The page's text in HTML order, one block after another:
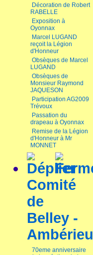
Décoration de Robert
RABELLE
Exposition à
Oyonnax
Marcel LUGAND
reçoit la Légion
d'Honneur
Obsèques de Marcel
LUGAND
Obsèques de
Monsieur Raymond
JAQUESON
Participation AG2009
Trévoux
Passation du
drapeau à Oyonnax
Remise de la Légion
d'Honneur à Mr
MONNET
Comité
de
Belley -
Ambérieu
70eme anniversaire